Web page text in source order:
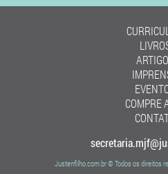
COMPRE
Justenfilho.com.br © Todos os direitos